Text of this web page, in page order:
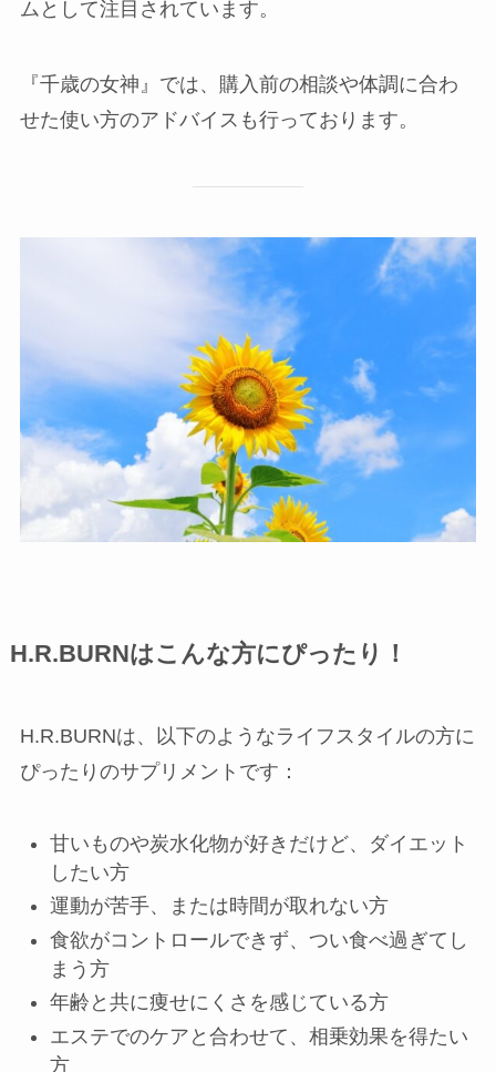
ムとして注目されています。
『千歳の女神』では、購入前の相談や体調に合わ
せた使い方のアドバイスも行っております。
H.R.BURNはこんな方にぴったり！
H.R.BURNは、以下のようなライフスタイルの方に
ぴったりのサプリメントです：
甘いものや炭水化物が好きだけど、ダイエット
したい方
運動が苦手、または時間が取れない方
食欲がコントロールできず、つい食べ過ぎてし
まう方
年齢と共に痩せにくさを感じている方
エステでのケアと合わせて、相乗効果を得たい
方